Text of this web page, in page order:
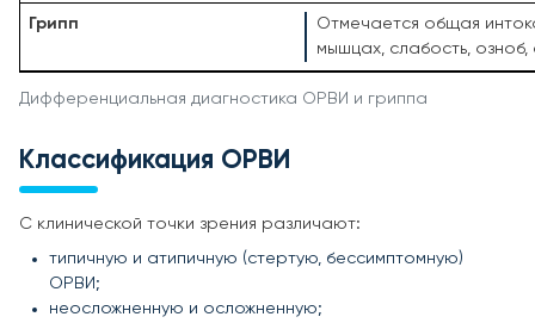
Дифференциальная диагностика ОРВИ и гриппа
Отмечается общая
мышцах, слабость, озноб,
Классификация ОРВИ
С клинической точки зрения различают:
типичную и атипичную (стертую, бессимптомную)
ОРВИ;
неосложненную и осложненную;